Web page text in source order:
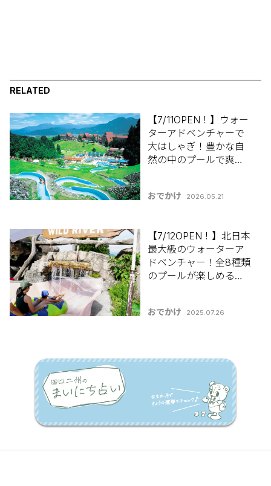
RELATED
【7/11OPEN！】ウォー
ターアドベンチャーで
大はしゃぎ！豊かな自
然の中のプールで爽快
潟のひんやりスポッ
おでかけ 2026.05.21
【7/12OPEN！】北日本
最大級のウォーターア
ドベンチャー！全8種類
のプールが楽しめる♪
でかけ特集2025】
おでかけ 2025.07.26